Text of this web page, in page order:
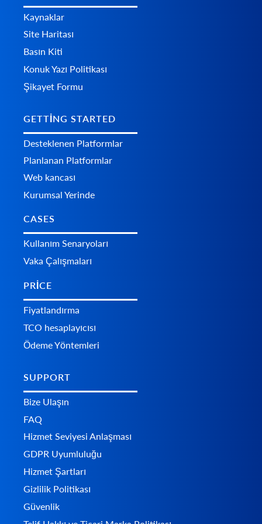
Kaynaklar
Site Haritası
Basın Kiti
Konuk Yazı Politikası
Şikayet Formu
GETTING STARTED
Desteklenen Platformlar
Planlanan Platformlar
Web kancası
Kurumsal Yerinde
CASES
Kullanım Senaryoları
Vaka Çalışmaları
PRICE
Fiyatlandırma
TCO hesaplayıcısı
Ödeme Yöntemleri
SUPPORT
Bize Ulaşın
FAQ
Hizmet Seviyesi Anlaşması
GDPR Uyumluluğu
Hizmet Şartları
Gizlilik Politikası
Güvenlik